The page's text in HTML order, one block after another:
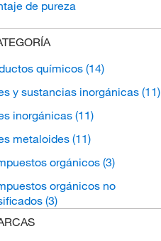
de pureza
químicos(14)
y sustancias inorgánicas (11)
inorgánicas (11)
metaloides (11)
orgánicos (3)
orgánicos no
(3)